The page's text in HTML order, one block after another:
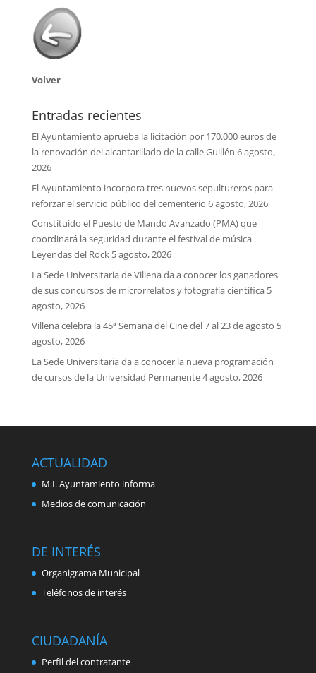
Volver
Entradas recientes
El Ayuntamiento aprueba la licitación por 170.000 euros de
la renovación del alcantarillado de la calle Guillén 6 agosto,
2026
El Ayuntamiento incorpora tres nuevos sepultureros para
reforzar el servicio público del cementerio 6 agosto, 2026
Constituido el Puesto de Mando Avanzado (PMA) que
coordinará la seguridad durante el festival de música
Leyendas del Rock 5 agosto, 2026
La Sede Universitaria de Villena da a conocer los ganadores
de sus concursos de microrrelatos y fotografía científica 5
agosto, 2026
Villena celebra la 45ª Semana del Cine del 7 al 23 de agosto 5
agosto, 2026
La Sede Universitaria da a conocer la nueva programación
de cursos de la Universidad Permanente4 agosto, 2026
ACTUALIDAD
M.I. Ayuntamiento informa
Medios de comunicación
DE INTERÉS
Organigrama Municipal
Teléfonos de interés
CIUDADANÍA
Perfil del contratante